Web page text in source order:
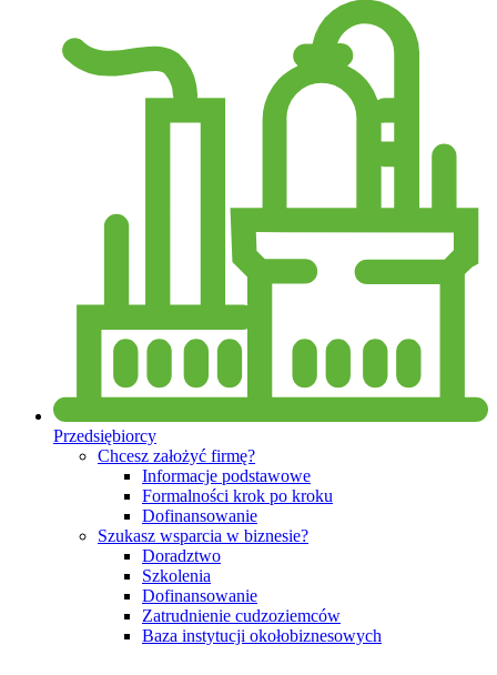
Przedsiębiorcy
Chcesz założyć firmę?
Informacje podstawowe
Formalności krok po kroku
Dofinansowanie
Szukasz wsparcia w biznesie?
Doradztwo
Szkolenia
Dofinansowanie
Zatrudnienie cudzoziemców
Baza instytucji okołobiznesowych